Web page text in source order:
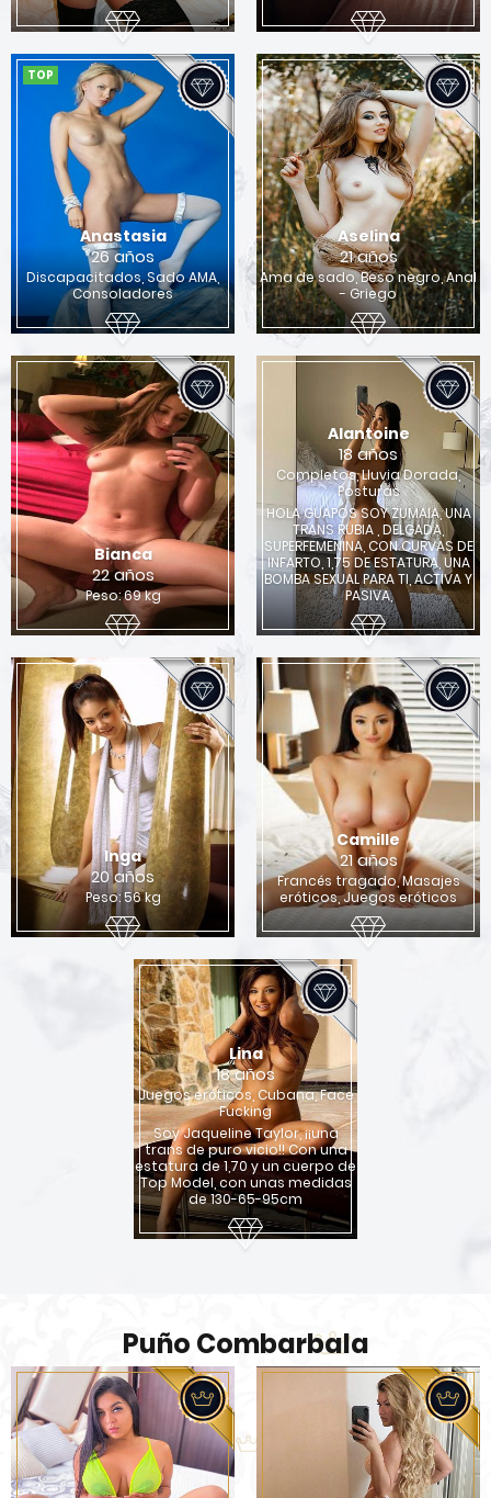
TOP
Anastasia
26 años
Discapacitados, Sado AMA,
Consoladores
Aselina
21 años
Ama de sado, Beso negro, Anal
- Griego
Bianca
22 años
Peso: 69 kg
Alantoine
18 años
Completos, Lluvia Dorada,
Posturas
HOLA GUAPOS SOY ZUMAIA, UNA
TRANS RUBIA , DELGADA,
SUPERFEMENINA, CON CURVAS DE
INFARTO, 1,75 DE ESTATURA, UNA
BOMBA SEXUAL PARA TI, ACTIVA Y
PASIVA,
Inga
20 años
Peso: 56 kg
Camille
21 años
Francés tragado, Masajes
eróticos, Juegos eróticos
Lina
18 años
Juegos eróticos, Cubana, Face
Fucking
Soy Jaqueline Taylor, ¡¡una
trans de puro vicio!! Con una
estatura de 1,70 y un cuerpo de
Top Model, con unas medidas
de 130-65-95cm
Puño Combarbala
Quieres encontrar una chica para sexo en
Columbus?
Si No